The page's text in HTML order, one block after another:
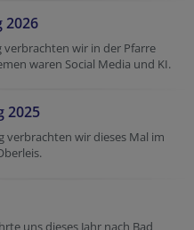
2026
verbrachten wir in der Pfarre
waren Social Media und KI.
2025
verbrachten wir dieses Mal im
uns dieses Jahr nach Bad